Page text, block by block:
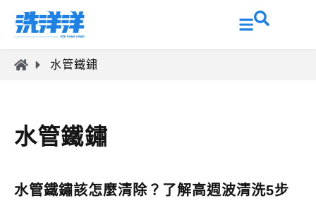
水管鐵鏽
水管鐵鏽
水管鐵鏽該怎麼清除？了解高週波清洗5步